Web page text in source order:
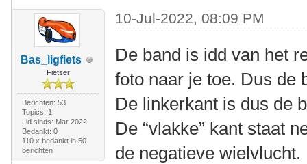
Bas_ligfiets
Fietser
Berichten: 53
Topics: 1
Lid sinds: Mar 2022
Bedankt: 0
110 x bedankt in 50
berichten
10-Jul-2022, 08:09 PM
De band is idd van het
foto naar je toe. Dus de
De linkerkant is dus de
De “vlakke” kant staat
de negatieve wielvlucht.